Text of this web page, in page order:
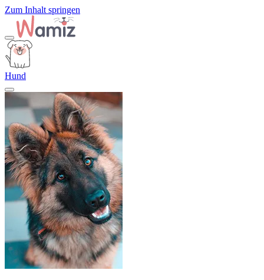
Zum Inhalt springen
Hund